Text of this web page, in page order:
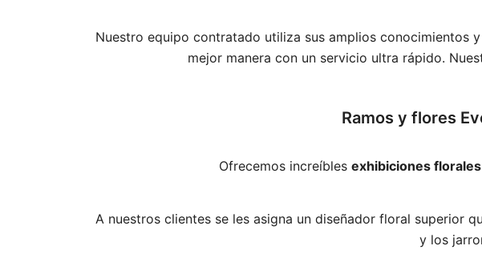
Nuestro equipo contratado utiliza sus amplios conocimientos
mejor manera con un servicio ultra rápido.
Ramos y flores
Ofrecemos increíbles exhibiciones florales
A nuestros clientes se les asigna un diseñador floral superior
y los